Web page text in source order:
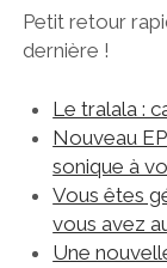
Petit retour
dernière !
Le tralala :
Nouveau
sonique à
Vous êtes
vous avez
Une